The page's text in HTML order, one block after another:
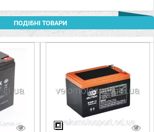
ПОДІБНІ ТОВАРИ